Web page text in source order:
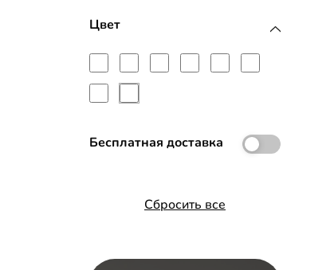
Цвет
Бесплатная доставка
Сбросить все